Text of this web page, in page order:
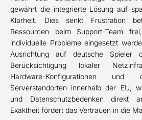
gewährt die integrierte Lösung auf
Klarheit. Dies senkt Frustration
Ressourcen beim Support-Team
individuelle Probleme eingesetzt
Ausrichtung auf deutsche
Berücksichtigung lokaler
Hardware-Konfigurationen
Serverstandorten innerhalb der EU,
und Datenschutzbedenken direkt
Exaktheit fördert das Vertrauen in die